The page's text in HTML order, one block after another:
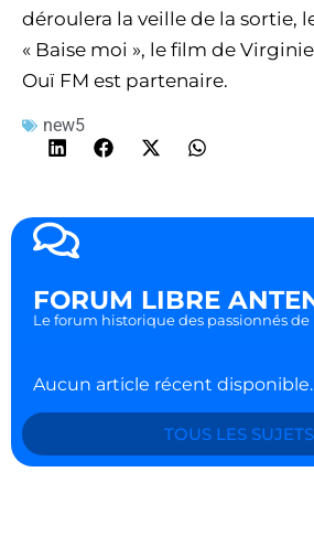
déroulera la veille de la sortie,
« Baise moi », le film de
Ouï FM est partenaire.
new5
FORUM LIBRE
Le forum historique des passionnés de
Aucun article récent disponible.
TOUS LES SUJETS